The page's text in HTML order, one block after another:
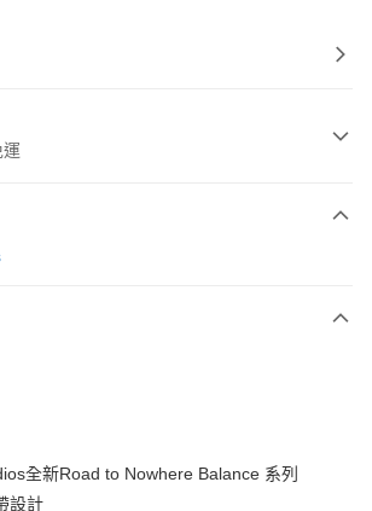
全新Road to Nowhere Balance 系列
設計